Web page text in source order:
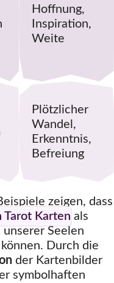
Hoffnung,
Inspiration,
Weite
Plötzlicher
Wandel,
Erkenntnis,
Befreiung
zeigen, dass
Tarot Karten als
unserer Seelen
Durch die
der Kartenbilder
symbolhaften